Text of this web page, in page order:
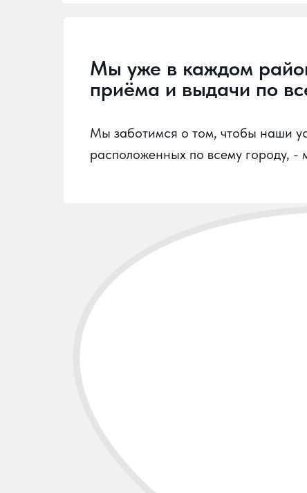
Мы уже в каждом
приёма и выдачи по
Мы заботимся о том, чтобы наши
расположенных по всему городу, -